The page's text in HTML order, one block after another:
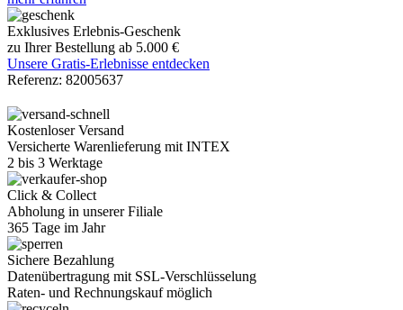
Exklusives Erlebnis-Geschenk
zu Ihrer Bestellung ab 5.000 €
Unsere Gratis-Erlebnisse entdecken
Referenz: 82005637
Kostenloser Versand
Versicherte Warenlieferung mit INTEX
2 bis 3 Werktage
Click & Collect
Abholung in unserer Filiale
365 Tage im Jahr
Sichere Bezahlung
Datenübertragung mit SSL-Verschlüsselung
Raten- und Rechnungskauf möglich